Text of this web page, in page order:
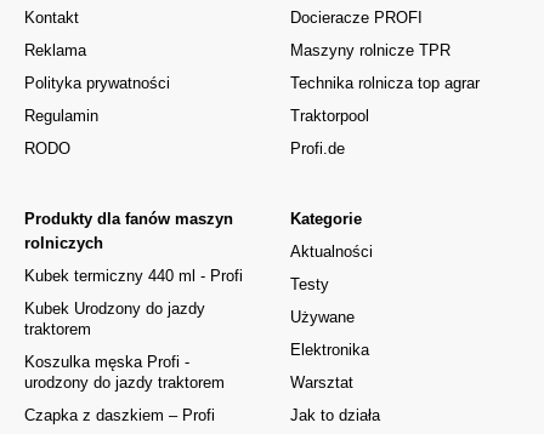
Kontakt
Reklama
Polityka prywatności
Regulamin
RODO
Kategorie
Aktualności
Testy
Używane
Elektronika
Warsztat
Jak to działa
Produkty dla fanów maszyn
rolniczych
Kubek termiczny 440 ml - Profi
Kubek Urodzony do jazdy
traktorem
Koszulka męska Profi -
urodzony do jazdy traktorem
Czapka z daszkiem – Profi
Docieracze PROFI
Maszyny rolnicze TPR
Technika rolnicza top agrar
Traktorpool
Profi.de